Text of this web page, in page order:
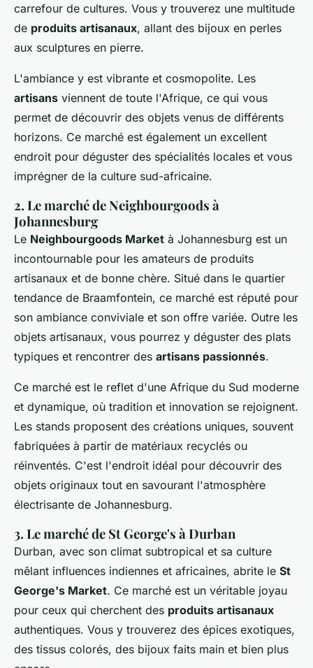
carrefour de cultures. Vous y trouverez une multitude
de produits artisanaux, allant des bijoux en perles
aux sculptures en pierre.
L'ambiance y est vibrante et cosmopolite. Les
artisans viennent de toute l'Afrique, ce qui vous
permet de découvrir des objets venus de différents
horizons. Ce marché est également un excellent
endroit pour déguster des spécialités locales et vous
imprégner de la culture sud-africaine.
2. Le marché de Neighbourgoods à
Johannesburg
Le Neighbourgoods Market à Johannesburg est un
incontournable pour les amateurs de produits
artisanaux et de bonne chère. Situé dans le quartier
tendance de Braamfontein, ce marché est réputé pour
son ambiance conviviale et son offre variée. Outre les
objets artisanaux, vous pourrez y déguster des plats
typiques et rencontrer des artisans passionnés.
Ce marché est le reflet d'une Afrique du Sud moderne
et dynamique, où tradition et innovation se rejoignent.
Les stands proposent des créations uniques, souvent
fabriquées à partir de matériaux recyclés ou
réinventés. C'est l'endroit idéal pour découvrir des
objets originaux tout en savourant l'atmosphère
électrisante de Johannesburg.
3. Le marché de St George's à Durban
Durban, avec son climat subtropical et sa culture
mêlant influences indiennes et africaines, abrite le St
George's Market. Ce marché est un véritable joyau
pour ceux qui cherchent des produits artisanaux
authentiques. Vous y trouverez des épices exotiques,
des tissus colorés, des bijoux faits main et bien plus